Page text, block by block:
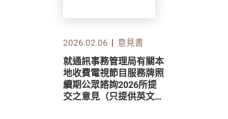
2026.02.06 意見書
就通訊事務管理局有關本
地收費電視節目服務牌照
續期公眾諮詢2026所提
交之意見（只提供英文